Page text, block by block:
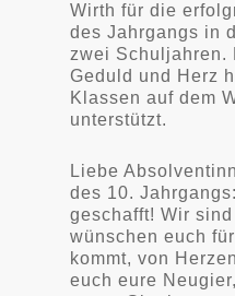
Wirth für die
des Jahrgangs in
zwei Schuljahren.
Geduld und Herz
Klassen auf dem
unterstützt.
Liebe
des 10.
geschafft! Wir
wünschen euch
kommt, von
euch eure